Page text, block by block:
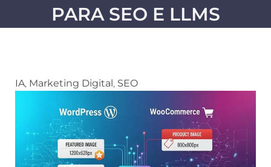
PARA SEO E LLMS
IA, Marketing Digital , SEO